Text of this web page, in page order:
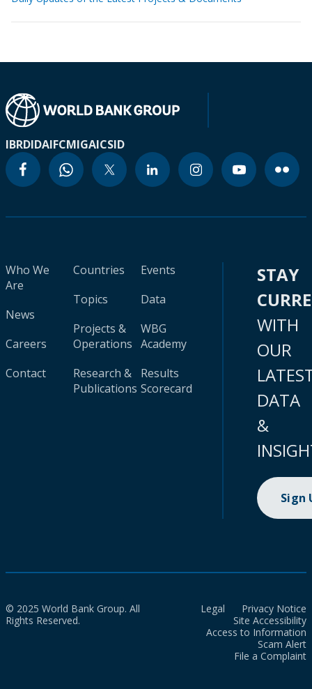
IBRDIDAIFCMIGAICSID
Who We
Are
News
Careers
Contact
Countries
Topics
Projects &
Operations
Research &
Publications
Events
Data
WBG
Academy
Results
Scorecard
STAY
WITH
OUR
DATA
&
Sign
© 2025 World Bank Group. All
Rights Reserved.
Legal
Privacy Notice
Site Accessibility
Access to Information
Scam Alert
File a Complaint